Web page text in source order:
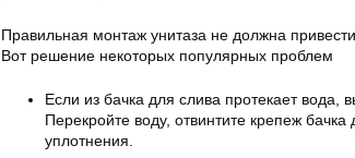
Правильная монтаж унитаза не должна
Вот решение некоторых популярных проблем
Если из бачка для слива протекает вода,
Перекройте воду, отвинтите крепеж
уплотнения.